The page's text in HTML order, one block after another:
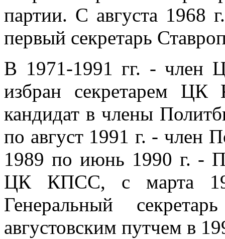
партии. С августа 1968
первый секретарь
В 1971-1991 гг. - член
избран секретарем
кандидат в члены
по август 1991 г. -
1989 по июнь 1990 г. -
ЦК КПСС, с марта
Генеральный
августовским путчем в